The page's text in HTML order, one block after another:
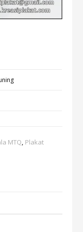
MTQ, Plakat